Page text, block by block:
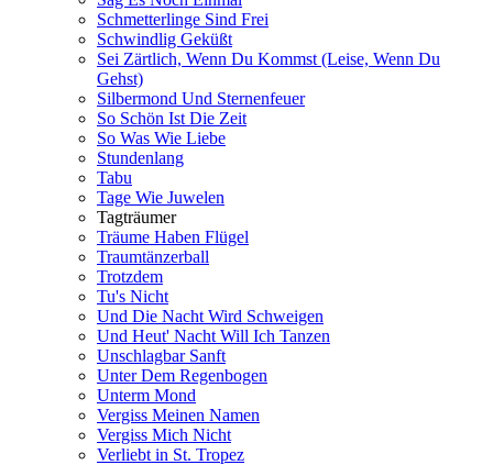
Schmetterlinge Sind Frei
Schwindlig Geküßt
Sei Zärtlich, Wenn Du Kommst (Leise, Wenn Du
Gehst)
Silbermond Und Sternenfeuer
So Schön Ist Die Zeit
So Was Wie Liebe
Stundenlang
Tabu
Tage Wie Juwelen
Tagträumer
Träume Haben Flügel
Traumtänzerball
Trotzdem
Tu's Nicht
Und Die Nacht Wird Schweigen
Und Heut' Nacht Will Ich Tanzen
Unschlagbar Sanft
Unter Dem Regenbogen
Unterm Mond
Vergiss Meinen Namen
Vergiss Mich Nicht
Verliebt in St. Tropez